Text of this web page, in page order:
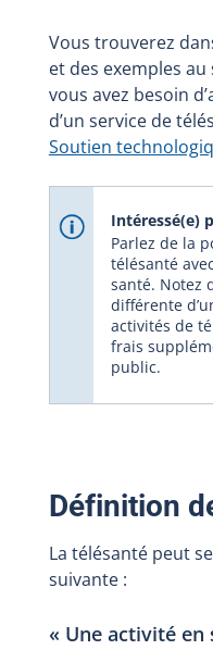
Vous trouverez
et des exemples
vous avez besoin
d’un service de
Soutien
Intéressé(e)
Parlez de la
télésanté
santé. Notez
différente
activités de
frais
public.
Définition
La télésanté peut
suivante :
« Une activité en